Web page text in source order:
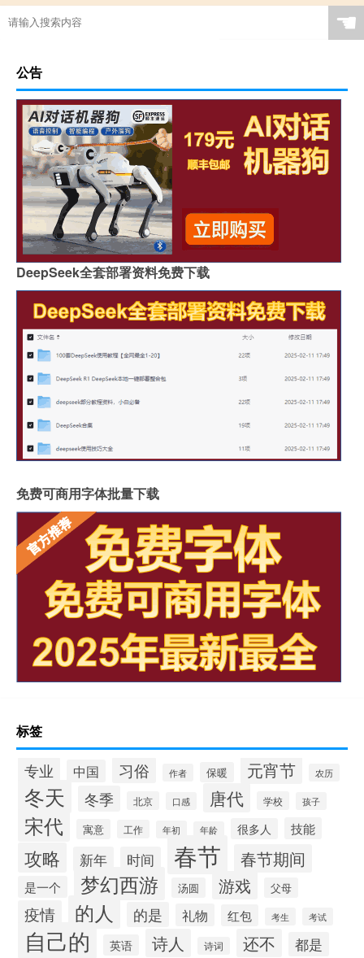
☚
公告
DeepSeek全套部署资料免费下载
免费可商用字体批量下载
标签
专业 中国 习俗 作者 保暖 元宵节 农历
冬天 冬季 北京 口感 唐代 学校 孩子
宋代 寓意 工作 年初 年龄 很多人 技能
攻略 新年 时间 春节 春节期间
是一个 梦幻西游 汤圆 游戏 父母
疫情 的人 的是 礼物 红包 考生 考试
自己的 英语 诗人 诗词 还不 都是